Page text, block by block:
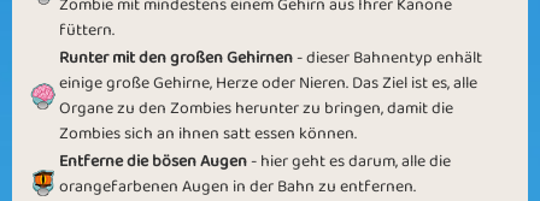
Winning Brain Precious Brain
füttern.
Runter mit dengroßen Gehirnen- dieser Bahnentyp enhält
einige große Gehirne, Herze oder Nieren. Das Ziel ist es, alle
Organe zu den Zombies herunter zu bringen, damit die
Zombies sich an ihnen satt essen können.
Entferne die bösen Augen- hier geht es darum, alle die
orangefarbenen Augen in der Bahn zu entfernen.